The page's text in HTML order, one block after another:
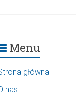
Menu
główna
nas